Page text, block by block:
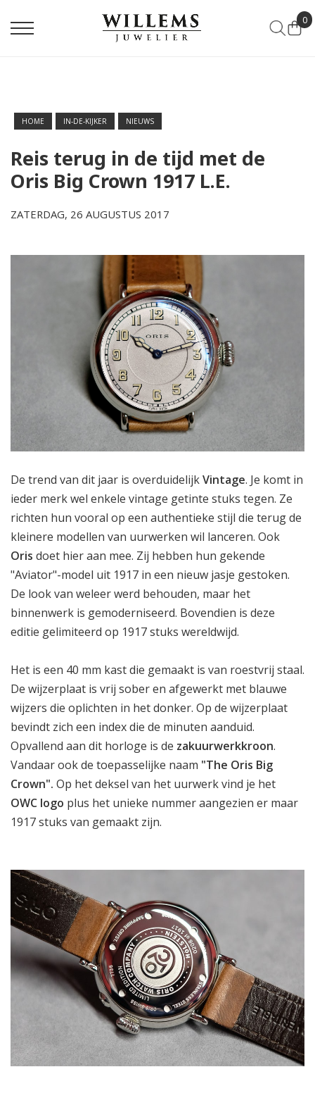
0
HOME IN-DE-KIJKER NIEUWS
Reis terug in de tijd met de
Oris Big Crown 1917 L.E.
ZATERDAG, 26 AUGUSTUS 2017
De trend van dit jaar is overduidelijkVintage. Je komt in
ieder merk wel enkele vintage getinte stuks tegen. Ze
richten hun vooral op een authentieke stijl die terug de
kleinere modellen van uurwerken wil lanceren. Ook
Oris doet hier aan mee. Zij hebben hun gekende
"Aviator"-model uit 1917 in een nieuw jasje gestoken.
De look van weleer werd behouden, maar het
binnenwerk is gemoderniseerd. Bovendien is deze
editie gelimiteerd op 1917 stuks wereldwijd.
Het is een 40 mm kast die gemaakt is van roestvrij staal.
De wijzerplaat is vrij sober en afgewerkt met blauwe
wijzers die oplichten in het donker. Op de wijzerplaat
bevindt zich een index die de minuten aanduid.
Opvallend aan dit horloge is de zakuurwerkkroon.
Vandaar ook de toepasselijke naam "The Oris Big
Crown". Op het deksel van het uurwerk vind je het
OWC logo plus het unieke nummer aangezien er maar
1917 stuks van gemaakt zijn.